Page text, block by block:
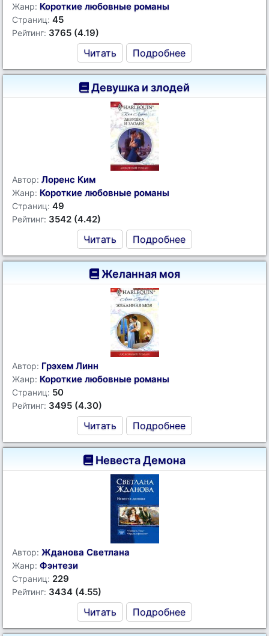
Жанр: Короткие любовные романы
Страниц: 45
Рейтинг: 3765 (4.19)
Читать Подробнее
Девушка и злодей
Автор: Лоренс Ким
Жанр: Короткие любовные романы
Страниц: 49
Рейтинг: 3542 (4.42)
Читать Подробнее
Желанная моя
Автор: Грэхем Линн
Жанр: Короткие любовные романы
Страниц: 50
Рейтинг: 3495 (4.30)
Читать Подробнее
Невеста Демона
Автор: Жданова Светлана
Жанр: Фэнтези
Страниц: 229
Рейтинг: 3434 (4.55)
Читать Подробнее